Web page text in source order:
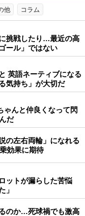
他 コラム
挑戦したり…最近の高
ール」ではない
英語ネーティブになる
気持ち」が大切だ
ゃんと仲良くなって閃
だ
の左右両輪」になれる
効果に期待
ットが漏らした苦悩
」
のか…死球禍でも激高